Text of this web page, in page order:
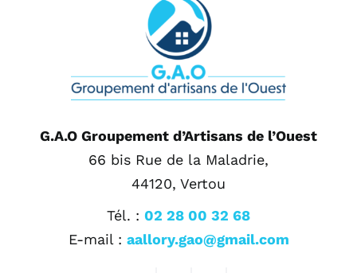
G.A.O Groupement d’Artisans de l’Ouest
66 bis Rue de la Maladrie,
44120, Vertou
Tél. : 02 28 00 32 68
E-mail : aallory.gao@gmail.com